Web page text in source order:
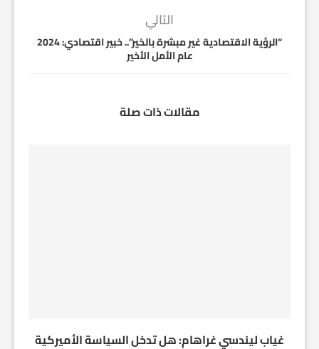
التالي
“الرؤية الاقتصادية غير مبشرة بالخير”.. خبير اقتصادي: 2024
عام الأمل الأخير
مقالات ذات صلة
غياب ليندسي غراهام: هل تدخل السياسة الأميركية